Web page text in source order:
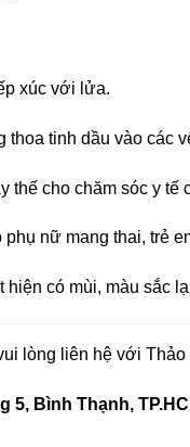
xúc với lửa.
thoa tinh dầu vào các
thế cho chăm sóc y tế
nữ mang thai, trẻ
có mùi, màu sắc
lòng liên hệ với
5, Bình Thạnh,